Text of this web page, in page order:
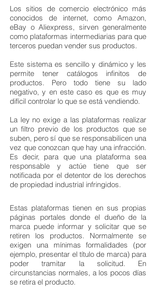
Los sitios de comercio electrónico más
conocidos de internet, como Amazon,
eBay o Aliexpress, sirven generalmente
como plataformas intermediarias para que
terceros puedan vender sus productos.
Este sistema es sencillo y dinámico y les
permite tener catálogos infinitos de
productos. Pero todo tiene su lado
negativo, y en este caso es que es muy
difícil controlar lo que se está vendiendo.
La ley no exige a las plataformas realizar
un filtro previo de los productos que se
suben, pero sí que se responsabilicen una
vez que conozcan que hay una infracción.
Es decir, para que una plataforma sea
responsable y actúe tiene que ser
notificada por el detentor de los derechos
de propiedad industrial infringidos.
Estas plataformas tienen en sus propias
páginas portales donde el dueño de la
marca puede informar y solicitar que se
retiren los productos. Normalmente se
exigen una mínimas formalidades (por
ejemplo, presentar el título de marca) para
poder tramitar la solicitud. En
circunstancias normales, a los pocos días
se retira el producto.